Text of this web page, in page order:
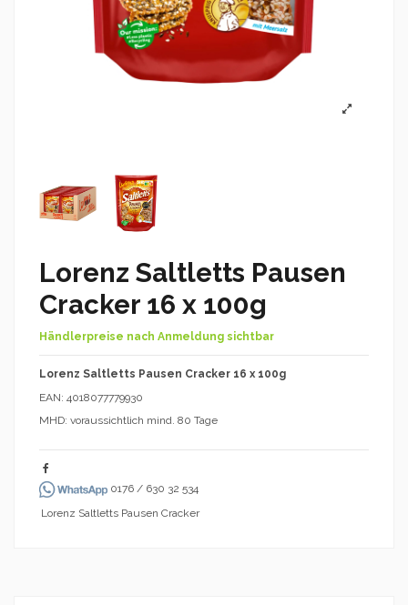
Lorenz Saltletts Pausen
Cracker 16 x 100g
Händlerpreise nach Anmeldung sichtbar
Lorenz Saltletts Pausen Cracker 16 x 100g
EAN: 4018077779930
MHD: voraussichtlich mind. 80 Tage
0176 / 630 32 534
Lorenz Saltletts Pausen Cracker